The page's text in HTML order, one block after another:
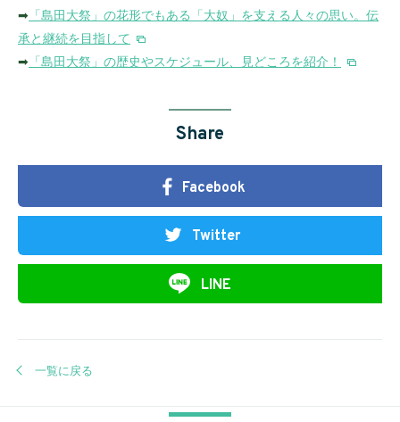
➡ 「島田大祭」の花形でもある「大奴」を支える人々の思い。伝
承と継続を目指して
➡ 「島田大祭」の歴史やスケジュール、見どころを紹介！
Share
Facebook
Twitter
LINE
一覧に戻る